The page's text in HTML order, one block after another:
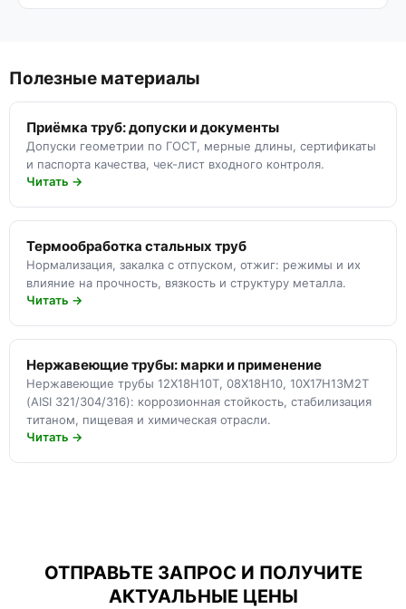
Полезные материалы
Приёмка труб: допуски и документы
Допуски геометрии по ГОСТ, мерные длины, сертификаты
и паспорта качества, чек-лист входного контроля.
Читать →
Термообработка стальных труб
Нормализация, закалка с отпуском, отжиг: режимы и их
влияние на прочность, вязкость и структуру металла.
Читать →
Нержавеющие трубы: марки и применение
Нержавеющие трубы 12Х18Н10Т, 08Х18Н10, 10Х17Н13М2Т
(AISI 321/304/316): коррозионная стойкость, стабилизация
титаном, пищевая и химическая отрасли.
Читать →
ОТПРАВЬТЕ ЗАПРОС И ПОЛУЧИТЕ
АКТУАЛЬНЫЕ ЦЕНЫ